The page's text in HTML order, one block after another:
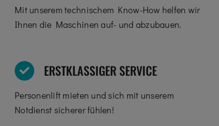
Mit unserem technischem Know-How helfen wir
Ihnen die Maschinen auf- und abzubauen.
ERSTKLASSIGER SERVICE
Personenlift mieten und sich mit unserem
Notdienst sicherer fühlen!